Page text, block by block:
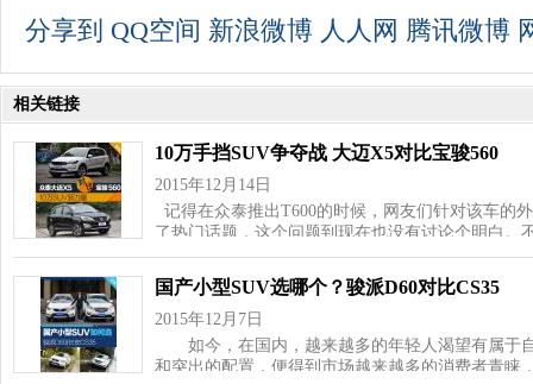
分享到 QQ空间 新浪微博 人人网 腾讯微博
相关链接
10万手挡SUV争夺战 大迈X5对比宝骏560
2015年12月14日
记得在众泰推出T600的时候，网友们针对该车的
了热门话题，这个问题到现在也没有讨论个明白。
国产小型SUV选哪个？骏派D60对比CS35
2015年12月7日
如今，在国内，越来越多的年轻人渴望有属于
和突出的配置，便得到市场越来越多的消费者青睐